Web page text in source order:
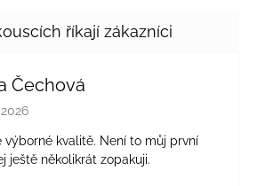
Čechová
obchodu je 5 z 5 hvězdiček.
výborné kvalitě. Není to můj první
ještě několikrát zopakuji.